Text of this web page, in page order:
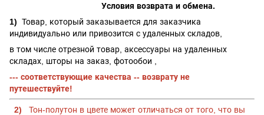
Условия возврата и обмена.
1) Товар, который заказывается для заказчика
индивидуально или привозится с удаленных складов,
в том числе отрезной товар, аксессуары на удаленных
складах, шторы на заказ, фотообои ,
--- соответствующие качества -- возврату не
путешествуйте!
2)
Тон-полутон в цвете может отличаться от того, что вы